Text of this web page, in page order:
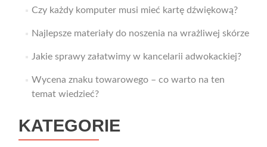
Czy każdy komputer musi mieć kartę dźwiękową?
Najlepsze materiały do noszenia na wrażliwej skórze
Jakie sprawy załatwimy w kancelarii adwokackiej?
Wycena znaku towarowego – co warto na ten
temat wiedzieć?
KATEGORIE